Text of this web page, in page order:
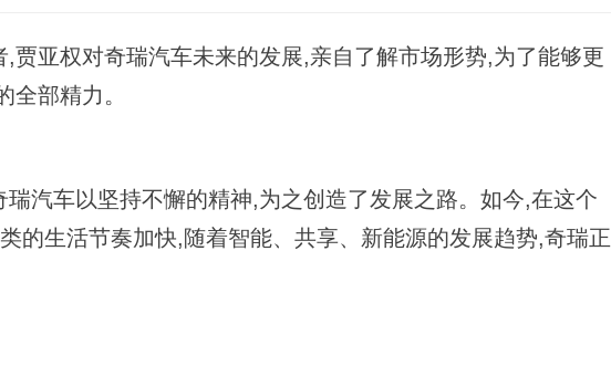
亚权对奇瑞汽车未来的发展,亲自了解市场形势,为了能够更
部精力。
车以坚持不懈的精神,为之创造了发展之路。如今,在这个
的生活节奏加快,随着智能、共享、新能源的发展趋势,奇瑞正